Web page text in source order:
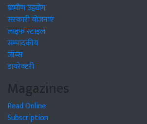
ग्रामीण उद्द्योग
सरकारी योजनाएं
लाइफ स्टाइल
सम्पादकीय
जॉब्स
डायरेक्टरी
Magazines
Read Online
Subscription